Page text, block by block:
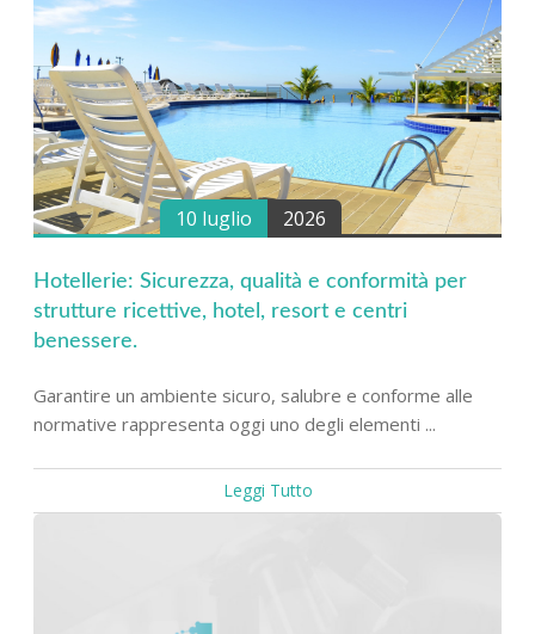
10 luglio 2026
Hotellerie: Sicurezza, qualità e conformità per
strutture ricettive, hotel, resort e centri
benessere.
Garantire un ambiente sicuro, salubre e conforme alle
normative rappresenta oggi uno degli elementi ...
Leggi Tutto